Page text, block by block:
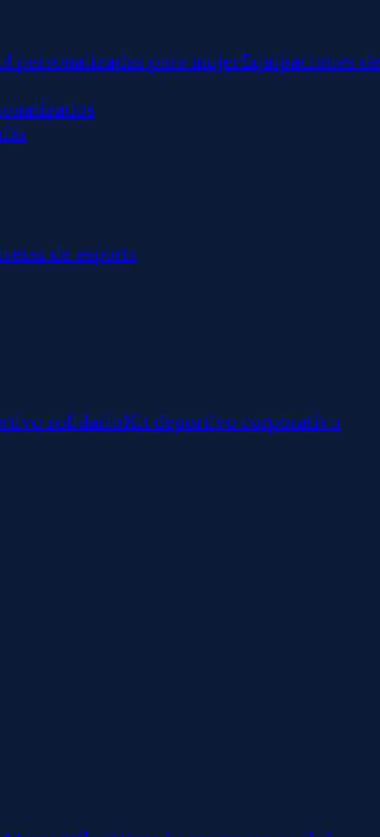
personalizadas para mujerEquipaciones
de esports
solidarioKit deportivo corporativo